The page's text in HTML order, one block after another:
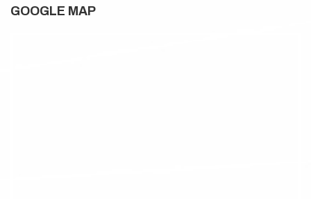
GOOGLE MAP